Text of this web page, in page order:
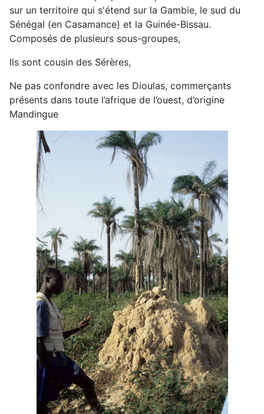
sur un territoire qui s'étend sur la Gambie, le sud du
Sénégal (en Casamance) et la Guinée-Bissau.
Composés de plusieurs sous-groupes,
Ils sont cousin des Sérères,
Ne pas confondre avec les Dioulas, commerçants
présents dans toute l’afrique de l’ouest, d’origine
Mandingue